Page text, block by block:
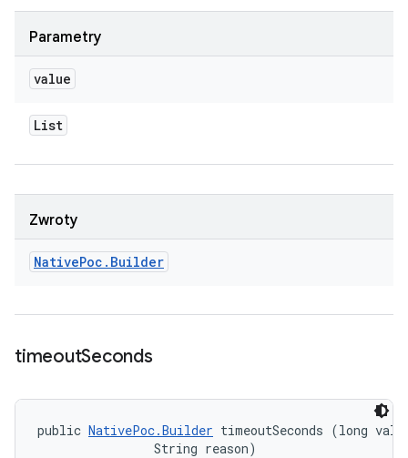
Parametry
value
List
Zwroty
NativePoc . Builder
timeoutSeconds
public NativePoc.Builder timeoutSeconds (long
                String reason)